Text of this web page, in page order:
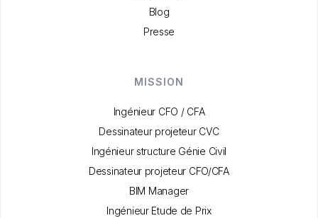
Blog
Presse
MISSION
Ingénieur CFO / CFA
Dessinateur projeteur CVC
Ingénieur structure Génie Civil
Dessinateur projeteur CFO/CFA
BIM Manager
Ingénieur Etude de Prix